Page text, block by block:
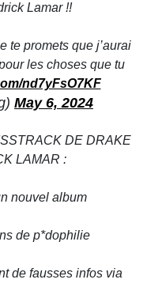
Lamar !!
te promets que j’aurai
les choses que tu
nd7yFsO7KF
May 6, 2024
DE DRAKE
LAMAR :
nouvel album
de p*dophilie
de fausses infos via